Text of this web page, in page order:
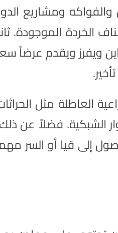
ومشاريع
الموجودة.
ويفرز ويقدم عرضاً
العاطلة مثل
الشبكية. فضلاً عن
إلى قيا أو